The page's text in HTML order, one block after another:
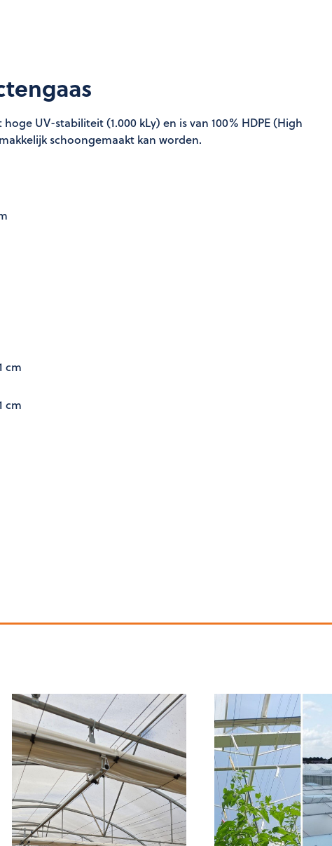
UV-stabiliteit (1.000 kLy) en is van 100% HDPE (High
schoongemaakt kan worden.